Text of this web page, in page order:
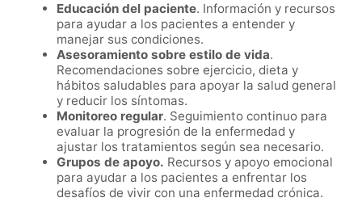
Educación del paciente. Información y recursos
para ayudar a los pacientes a entender y
manejar sus condiciones.
Asesoramiento sobre estilo de vida.
Recomendaciones sobre ejercicio, dieta y
hábitos saludables para apoyar la salud general
y reducir los síntomas.
Monitoreo regular. Seguimiento continuo para
evaluar la progresión de la enfermedad y
ajustar los tratamientos según sea necesario.
Grupos de apoyo. Recursos y apoyo emocional
para ayudar a los pacientes a enfrentar los
desafíos de vivir con una enfermedad crónica.